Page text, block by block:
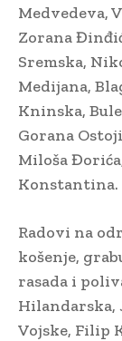
Medvedeva,
Zorana
Sremska,
Medijana,
Kninska,
Gorana
Miloša
Konstantina.
Radovi na
košenje,
rasada i
Hilandarska,
Vojske, Filip